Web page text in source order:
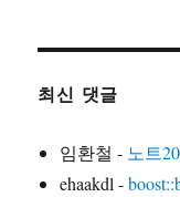
최신 댓글
임환철 - 노트
ehaakdl-